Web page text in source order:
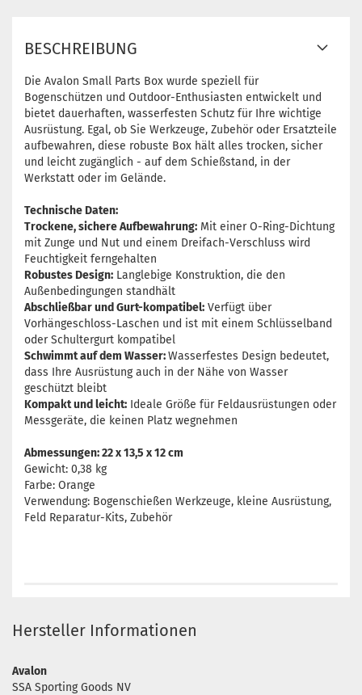
BESCHREIBUNG
Die Avalon Small Parts Box wurde speziell für
Bogenschützen und Outdoor-Enthusiasten entwickelt und
bietet dauerhaften, wasserfesten Schutz für Ihre wichtige
Ausrüstung. Egal, ob Sie Werkzeuge, Zubehör oder Ersatzteile
aufbewahren, diese robuste Box hält alles trocken, sicher
und leicht zugänglich - auf dem Schießstand, in der
Werkstatt oder im Gelände.
Technische Daten:
Trockene, sichere Aufbewahrung: Mit einer O-Ring-Dichtung
mit Zunge und Nut und einem Dreifach-Verschluss wird
Feuchtigkeit ferngehalten
Robustes Design: Langlebige Konstruktion, die den
Außenbedingungen standhält
Abschließbar und Gurt-kompatibel: Verfügt über
Vorhängeschloss-Laschen und ist mit einem Schlüsselband
oder Schultergurt kompatibel
Schwimmt auf dem Wasser:Wasserfestes Design bedeutet,
dass Ihre Ausrüstung auch in der Nähe von Wasser
geschützt bleibt
Kompakt und leicht: Ideale Größe für Feldausrüstungen oder
Messgeräte, die keinen Platz wegnehmen
Abmessungen: 22 x 13,5 x 12 cm
Gewicht: 0,38 kg
Farbe: Orange
Verwendung: Bogenschießen Werkzeuge, kleine Ausrüstung,
Feld Reparatur-Kits, Zubehör
Hersteller Informationen
Avalon
SSA Sporting Goods NV